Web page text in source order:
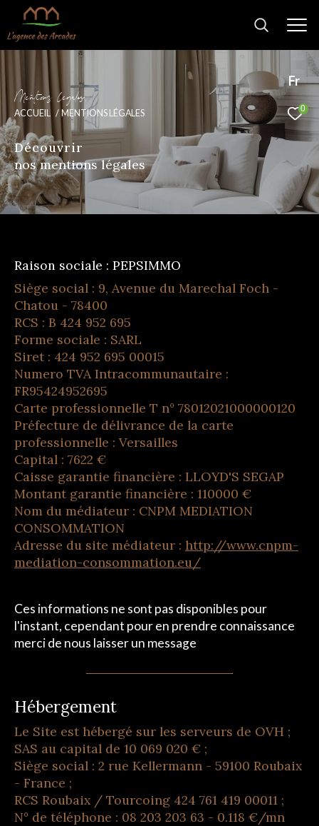
Fr
0
Mentios légae
ACCUEIL MENTIONS LÉGALES
Découvrir
nos mentions légales
Raison sociale : PEPSIMMO
Siège social : 9, Avenue du Marechal Foch -
Chatou - 78400
RCS : B 424 952 695
Forme sociale : SARL
Siret : 424 952 695 00015
Numero TVA Intracommunautaire :
FR95424952695
Carte professionnelle T n° 78012021000000120
Préfecture de délivrance de la carte
professionnelle : Versailles
Capital : 7622 €
Caisse garantie financière : LLOYD'S SEGAP
Montant garantie financière : 110000 €
Nom du médiateur : CNPM MEDIATION
CONSOMMATION
Adresse du site médiateur : http://www.cnpm-
mediation-consommation.eu/
Ces informations ne sont pas disponibles pour
l'instant, cependant pour en prendre connaissance
merci de nous laisser un message
Hébergement
Le Site est hébergé sur les serveurs de OVH ;
SAS au capital de 10 069 020 € ;
Siège social : 2 rue Kellermann - 59100 Roubaix
- France ;
RCS Roubaix / Tourcoing 424 761 419 00011 ;
N° de téléphone : 08 203 203 63 - 0.118 €/mn